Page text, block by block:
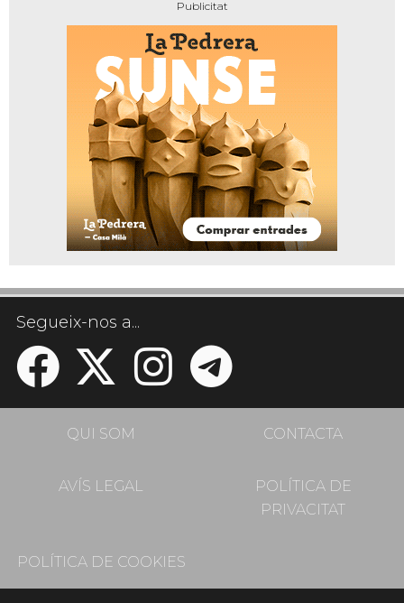
Segueix-nos a...
QUI SOM CONTACTA
AVÍS LEGAL
POLÍTICA DE
PRIVACITAT
POLÍTICA DE COOKIES